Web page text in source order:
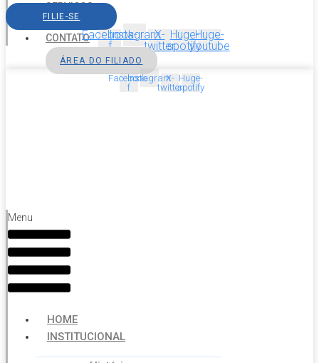
SERVIÇOS
AGENDA
CONTATO
FILIE-SE
Facebook-
f
InstagramX-
twitter
Huge-
spotify
Huge-
youtube
ÁREA DO FILIADO
Facebook-
f
InstagramX-
twitter
Huge-
spotify
Menu
HOME
INSTITUCIONAL